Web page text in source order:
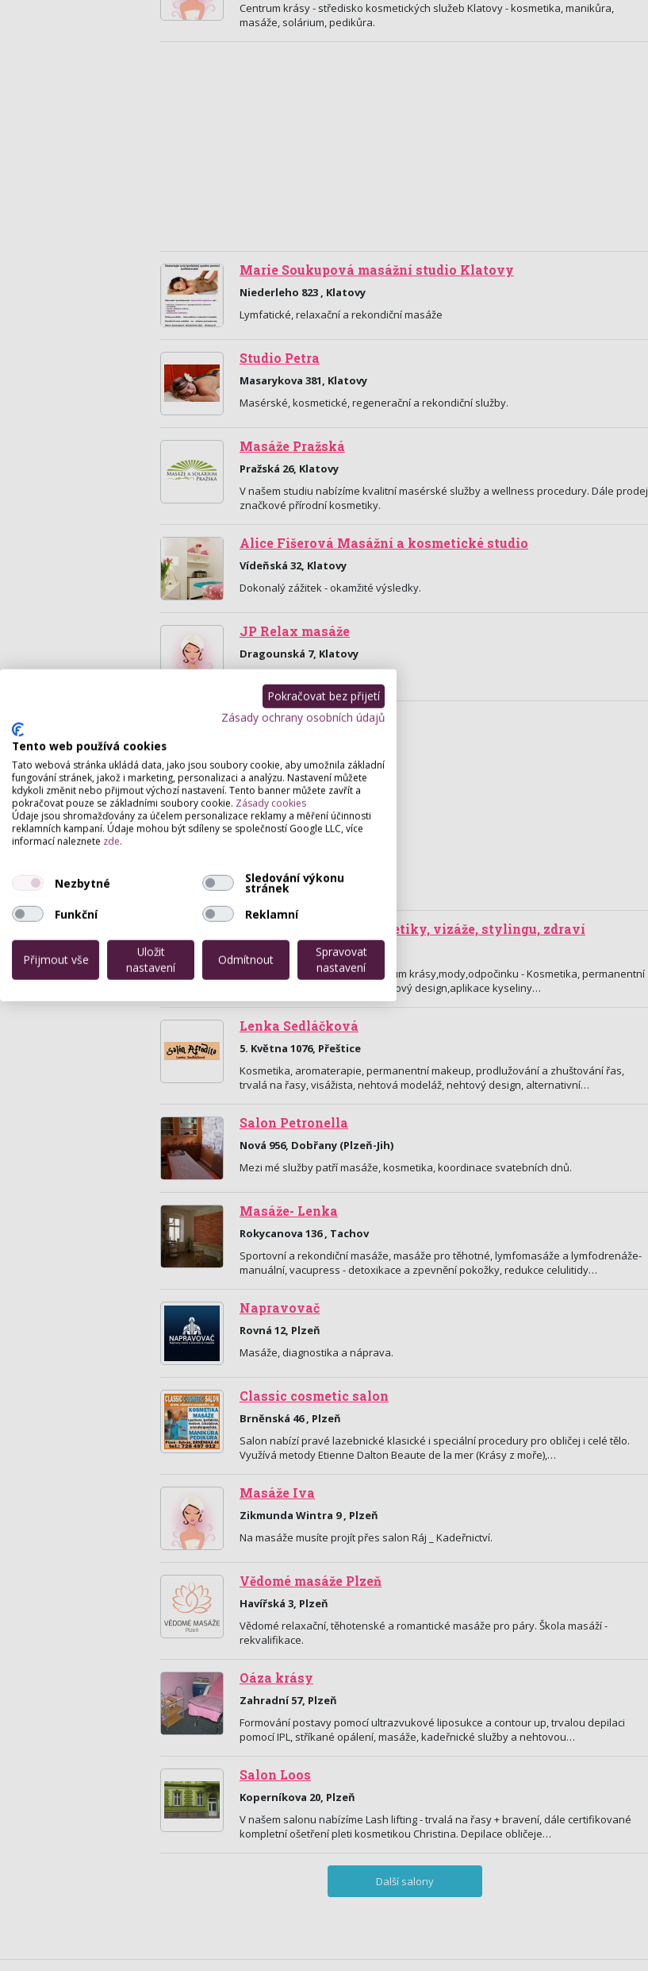
Centrum krásy - středisko kosmetických služeb Klatovy - kosmetika, manikůra,
masáže, solárium, pedikůra.
Marie Soukupová masážní studio Klatovy
Niederleho 823 , Klatovy
Lymfatické, relaxační a rekondiční masáže
Studio Petra
Masarykova 381, Klatovy
Masérské, kosmetické, regenerační a rekondiční služby.
Masáže Pražská
Pražská 26, Klatovy
V našem studiu nabízíme kvalitní masérské služby a wellness procedury. Dále prodej
značkové přírodní kosmetiky.
Alice Fišerová Masážní a kosmetické studio
Vídeňská 32, Klatovy
Dokonalý zážitek - okamžité výsledky.
JP Relax masáže
Dragounská 7, Klatovy
Afrodita Centrum kosmetiky, vizáže, stylingu, zdraví
Tylova 1260, Přeštice
Právě se pro vás realizuje centrum krásy,mody,odpočinku - Kosmetika, permanentní
makeup, permanentní řasy,nehtový design,aplikace kyseliny…
Lenka Sedláčková
5. Května 1076, Přeštice
Kosmetika, aromaterapie, permanentní makeup, prodlužování a zhuštování řas,
trvalá na řasy, visážista, nehtová modeláž, nehtový design, alternativní…
Salon Petronella
Nová 956, Dobřany (Plzeň-Jih)
Mezi mé služby patří masáže, kosmetika, koordinace svatebních dnů.
Masáže- Lenka
Rokycanova 136 , Tachov
Sportovní a rekondiční masáže, masáže pro těhotné, lymfomasáže a lymfodrenáže-
manuální, vacupress - detoxikace a zpevnění pokožky, redukce celulitidy…
Napravovač
Rovná 12, Plzeň
Masáže, diagnostika a náprava.
Classic cosmetic salon
Brněnská 46 , Plzeň
Salon nabízí pravé lazebnické klasické i speciální procedury pro obličej i celé tělo.
Využívá metody Etienne Dalton Beaute de la mer (Krásy z moře),…
Masáže Iva
Zikmunda Wintra 9 , Plzeň
Na masáže musíte projít přes salon Ráj _ Kadeřnictví.
Vědomé masáže Plzeň
Havířská 3, Plzeň
Vědomé relaxační, těhotenské a romantické masáže pro páry. Škola masáží -
rekvalifikace.
Oáza krásy
Zahradní 57, Plzeň
Formování postavy pomocí ultrazvukové liposukce a contour up, trvalou depilaci
pomocí IPL, stříkané opálení, masáže, kadeřnické služby a nehtovou…
Salon Loos
Koperníkova 20, Plzeň
V našem salonu nabízíme Lash lifting - trvalá na řasy + bravení, dále certifikované
kompletní ošetření pleti kosmetikou Christina. Depilace obličeje…
Další salony
Pokračovat bez přijetí
Zásady ochrany osobních údajů
Tento web používá cookies
Tato webová stránka ukládá data, jako jsou soubory cookie, aby umožnila základní
fungování stránek, jakož i marketing, personalizaci a analýzu. Nastavení můžete
kdykoli změnit nebo přijmout výchozí nastavení. Tento banner můžete zavřít a
pokračovat pouze se základními soubory cookie. Zásady cookies
Údaje jsou shromažďovány za účelem personalizace reklamy a měření účinnosti
reklamních kampaní. Údaje mohou být sdíleny se společností Google LLC, více
informací naleznete zde.
Nezbytné Sledování výkonu
stránek
Funkční
Reklamní
Přijmout vše
Uložit
nastavení
Odmítnout
Spravovat
nastavení